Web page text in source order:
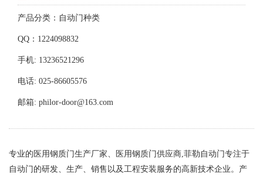
产品分类：自动门种类
QQ：1224098832
手机: 13236521296
电话: 025-86605576
邮箱: philor-door@163.com
专业的医用钢质门生产厂家、医用钢质门供应商,菲勒自动门专注于
自动门的研发、生产、销售以及工程安装服务的高新技术企业。产